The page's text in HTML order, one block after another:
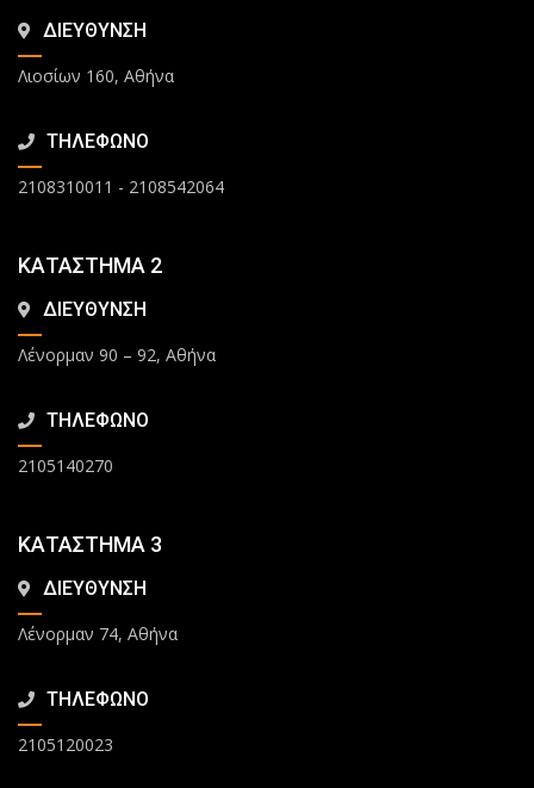
ΔΙΕΥΘΥΝΣΗ
Λιοσίων 160, Αθήνα
ΤΗΛΕΦΩΝΟ
2108310011 - 2108542064
ΚΑΤΑΣΤΗΜΑ 2
ΔΙΕΥΘΥΝΣΗ
Λένορμαν 90 – 92, Αθήνα
ΤΗΛΕΦΩΝΟ
2105140270
ΚΑΤΑΣΤΗΜΑ 3
ΔΙΕΥΘΥΝΣΗ
Λένορμαν 74, Αθήνα
ΤΗΛΕΦΩΝΟ
2105120023